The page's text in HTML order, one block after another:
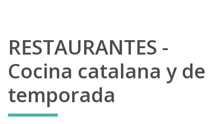
RESTAURANTES -
Cocina catalana y de
temporada